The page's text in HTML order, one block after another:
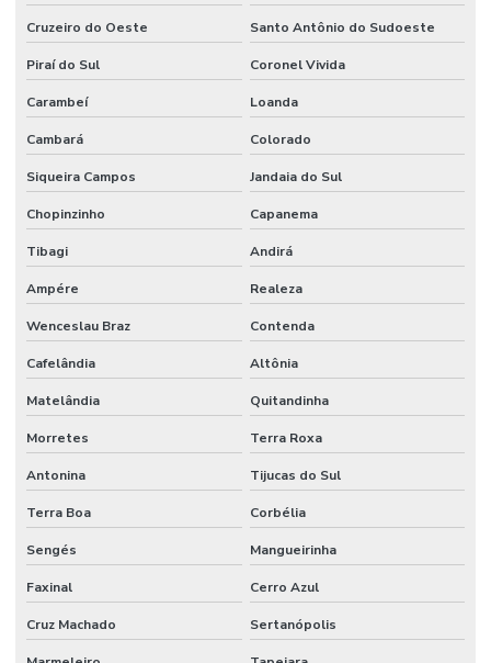
Vistoria predial com drone
Vistoria predial laudo
Vistoria residencial
Cruzeiro do Oeste Santo Antônio do Sudoeste
Piraí do Sul Coronel Vivida
Carambeí Loanda
Cambará Colorado
Siqueira Campos Jandaia do Sul
Chopinzinho Capanema
Tibagi Andirá
Ampére Realeza
Wenceslau Braz Contenda
Cafelândia Altônia
Matelândia Quitandinha
Morretes Terra Roxa
Antonina Tijucas do Sul
Terra Boa Corbélia
Sengés Mangueirinha
Faxinal Cerro Azul
Cruz Machado Sertanópolis